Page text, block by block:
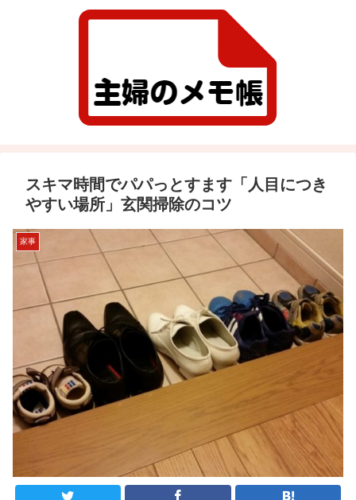
スキマ時間でパパっとすます「人目につき
やすい場所」玄関掃除のコツ
家事